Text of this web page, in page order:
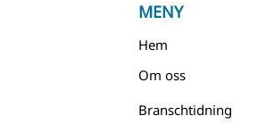
MENY
Hem
Om oss
Branschtidning